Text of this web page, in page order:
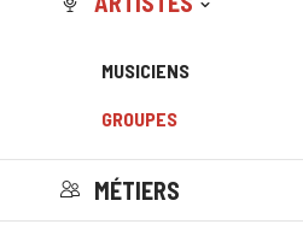
MUSICIENS
GROUPES
MÉTIERS